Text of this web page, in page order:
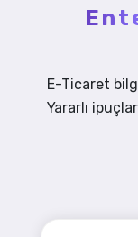
E-Ticaret
Yararlı